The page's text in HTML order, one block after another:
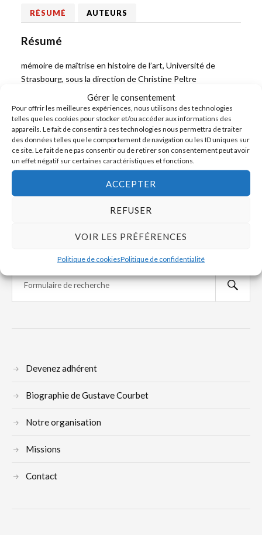
Gérer le consentement
Pour offrir les meilleures expériences, nous utilisons des technologies
telles que les cookies pour stocker et/ou accéder aux informations des
appareils. Le fait de consentir à ces technologies nous permettra de traiter
des données telles que le comportement de navigation ou les ID uniques sur
ce site. Le fait de ne pas consentir ou de retirer son consentement peut avoir
un effet négatif sur certaines caractéristiques et fonctions.
ACCEPTER
REFUSER
VOIR LES PRÉFÉRENCES
Politique de cookiesPolitique de confidentialité
RÉSUMÉ AUTEURS
Résumé
mémoire de maîtrise en histoire de l’art, Université de
Strasbourg, sous la direction de Christine Peltre
PRÉCÉDENT
Restauration de la chapelle du Petit Séminaire
d’Ornans
SUIVANT
Robert Fernier au Maroc 1949-1952
Devenez adhérent
Biographie de Gustave Courbet
Notre organisation
Missions
Contact